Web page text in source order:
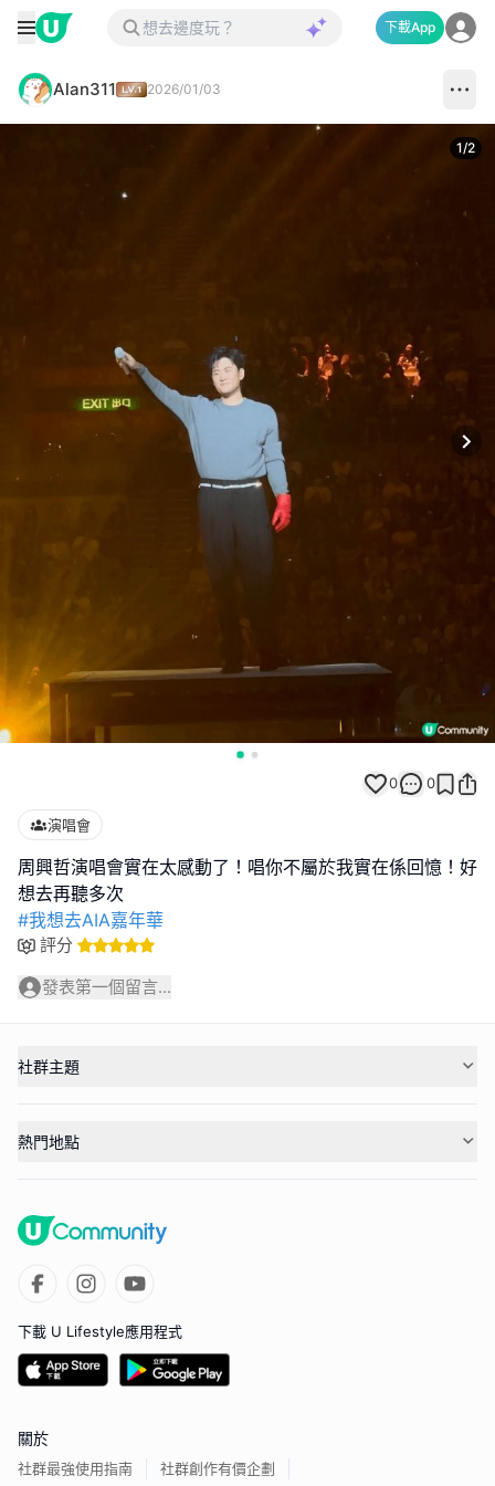
下載App
Alan311 2026/01/03
1/2
0 0
演唱會
周興哲演唱會實在太感動了！唱你不屬於我實在係回憶！好
#我想去AIA嘉年華
評分
發表第一個留言...
社群主題
熱門地點
下載 U Lifestyle應用程式
關於
社群最強使用指南 社群創作有價企劃